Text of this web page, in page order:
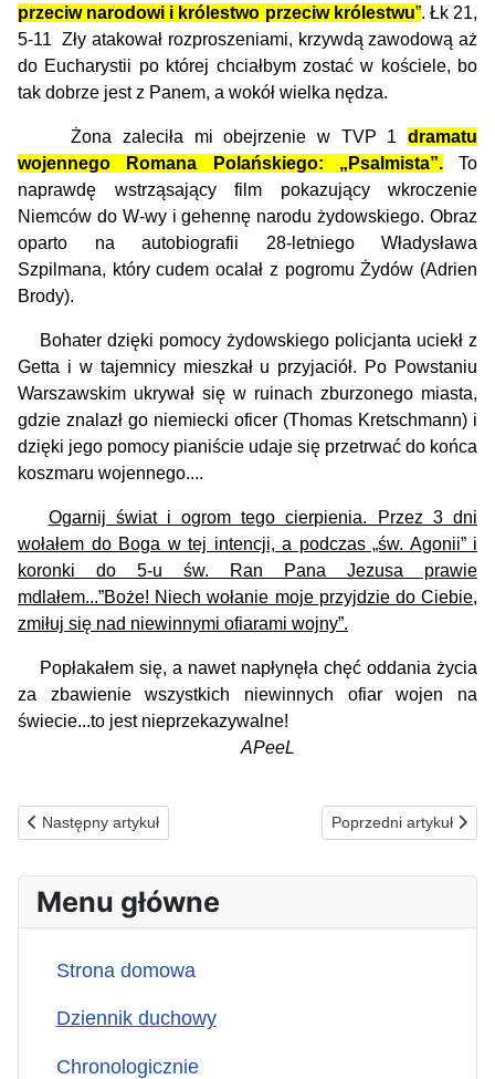
przeciw narodowi i królestwo przeciw królestwu”. Łk 21,
5-11 Zły atakował rozproszeniami, krzywdą zawodową aż
do Eucharystii po której chciałbym zostać w kościele, bo
tak dobrze jest z Panem, a wokół wielka nędza.
Żona zaleciła mi obejrzenie w TVP 1 dramatu
wojennego Romana Polańskiego: „Psalmista”.To
naprawdę wstrząsający film pokazujący wkroczenie
Niemców do W-wy i gehennę narodu żydowskiego. Obraz
oparto na autobiografii 28-letniego Władysława
Szpilmana, który cudem ocalał z pogromu Żydów (Adrien
Brody).
Bohater dzięki pomocy żydowskiego policjanta uciekł z
Getta i w tajemnicy mieszkał u przyjaciół. Po Powstaniu
Warszawskim ukrywał się w ruinach zburzonego miasta,
gdzie znalazł go niemiecki oficer (Thomas Kretschmann) i
dzięki jego pomocy pianiście udaje się przetrwać do końca
koszmaru wojennego....
Ogarnij świat i ogrom tego cierpienia. Przez 3 dni
wołałem do Boga w tej intencji, a podczas „św. Agonii” i
koronki do 5-u św. Ran Pana Jezusa prawie
mdlałem...”Boże! Niech wołanie moje przyjdzie do Ciebie,
zmiłuj się nad niewinnymi ofiarami wojny”.
Popłakałem się, a nawet napłynęła chęć oddania życia
za zbawienie wszystkich niewinnych ofiar wojen na
świecie...to jest nieprzekazywalne!
APeeL
Poprzednia strona: 01.03.2026(n) ZA TYCH, KTÓRZY
Następny artykuł Następna strona:
Poprzedni artykuł
Menu główne
Strona domowa
Dziennik duchowy
Chronologicznie